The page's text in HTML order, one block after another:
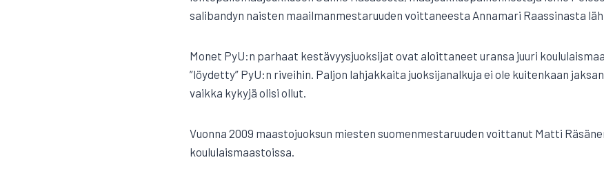
salibandyn naisten maailmanmestaruuden voittaneesta Annamari Raassinasta
Monet PyU:n parhaat kestävyysjuoksijat ovat aloittaneet uransa juuri
”löydetty” PyU:n riveihin. Paljon lahjakkaita juoksijanalkuja ei ole kuitenkaan
vaikka kykyjä olisi ollut.
Vuonna 2009 maastojuoksun miesten suomenmestaruuden voittanut Matti
koululaismaastoissa.